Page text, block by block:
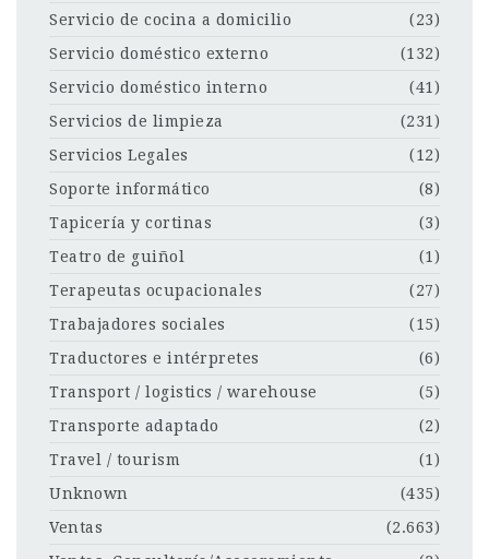
Servicio de cocina a domicilio
(23)
Servicio doméstico externo
(132)
Servicio doméstico interno
(41)
Servicios de limpieza
(231)
Servicios Legales
(12)
Soporte informático
(8)
Tapicería y cortinas
(3)
Teatro de guiñol
(1)
Terapeutas ocupacionales
(27)
Trabajadores sociales
(15)
Traductores e intérpretes
(6)
Transport / logistics / warehouse
(5)
Transporte adaptado
(2)
Travel / tourism
(1)
Unknown
(435)
Ventas
(2.663)